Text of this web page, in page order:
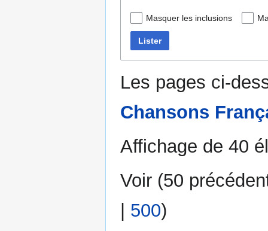
Masquer les inclusions
Lister
Les pages ci-
Chansons
Affichage de 40
Voir (50
| 500)